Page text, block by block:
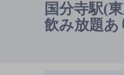
国分寺駅(
飲み放題あ